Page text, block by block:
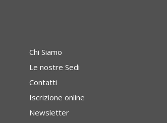
Chi Siamo
Le nostre Sedi
Contatti
Iscrizione online
Newsletter